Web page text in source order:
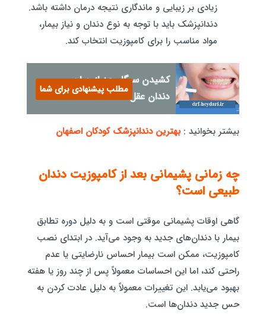
زیادی بر زیبایی و ماندگاری نتیجه درمان داشته باشد.
دندانپزشک باید با توجه به نوع دندان و نیاز بیمار،
مواد مناسب را برای کامپوزیت انتخاب کند.
کشیدن سیگار بعد از جراحی
دندان عقلمطلب پیشنهادی برای شما
بیشتر بخوانید : بهترین دندانپزشک کودکان اصفهان
چه زمانی پشیمانی بعد از کامپوزیت دندان
طبیعی است؟
گاهی اوقات پشیمانی موقتی است و به دلیل دوره تطابق
بیمار با دندان‌های جدید به وجود می‌آید. در ابتدای نصب
کامپوزیت، ممکن است بیمار احساس نارضایتی یا عدم
راحتی کند، اما این احساسات معمولاً پس از چند روز یا هفته
بهبود می‌یابد. این تغییرات معمولاً به دلیل عادت کردن به
حس جدید دندان‌ها است.